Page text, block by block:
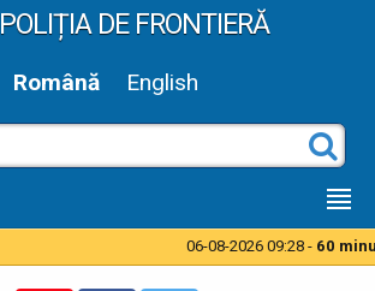
POLIȚIA DE FRONTIERĂ
Română English
06-08-2026 09:28 -60